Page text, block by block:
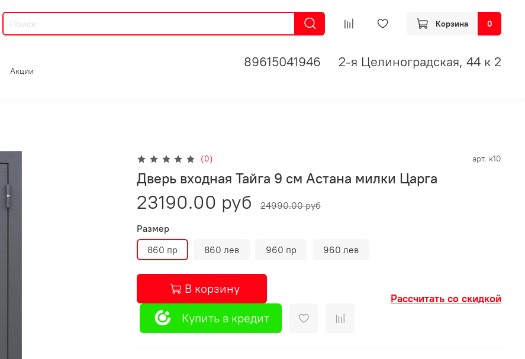
Корзина 0
Акции
89615041946 2-я Целиноградская, 44 к 2
(0) арт. к10
Дверь входная Тайга 9 см Астана милки Царга
23190.00 руб
24990.00 руб
Размер
860 пр
860 лев 960 пр 960 лев
В корзину
Купить в кредит
Рассчитать со скидкой